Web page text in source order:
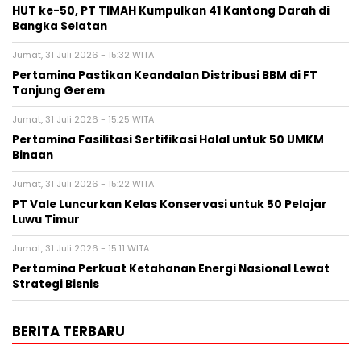
HUT ke-50, PT TIMAH Kumpulkan 41 Kantong Darah di
Bangka Selatan
Jumat, 31 Juli 2026 - 15:32 WITA
Pertamina Pastikan Keandalan Distribusi BBM di FT
Tanjung Gerem
Jumat, 31 Juli 2026 - 15:25 WITA
Pertamina Fasilitasi Sertifikasi Halal untuk 50 UMKM
Binaan
Jumat, 31 Juli 2026 - 15:22 WITA
PT Vale Luncurkan Kelas Konservasi untuk 50 Pelajar
Luwu Timur
Jumat, 31 Juli 2026 - 15:11 WITA
Pertamina Perkuat Ketahanan Energi Nasional Lewat
Strategi Bisnis
BERITA TERBARU